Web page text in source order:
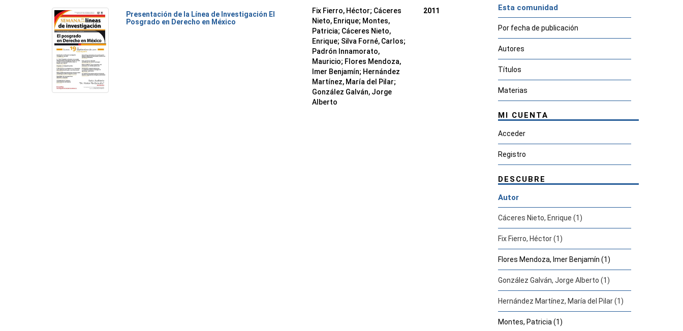
Presentación de la Línea de Investigación El
Posgrado en Derecho en México
Fix Fierro, Héctor; Cáceres
Nieto, Enrique; Montes,
Patricia; Cáceres Nieto,
Enrique; Silva Forné, Carlos;
Padrón Innamorato,
Mauricio; Flores Mendoza,
Imer Benjamín; Hernández
Martínez, María del Pilar;
González Galván, Jorge
Alberto
2011 Esta comunidad
Por fecha de publicación
Autores
Títulos
Materias
MI CUENTA
Acceder
Registro
DESCUBRE
Autor
Cáceres Nieto, Enrique (1)
Fix Fierro, Héctor (1)
Flores Mendoza, Imer Benjamín (1)
González Galván, Jorge Alberto (1)
Hernández Martínez, María del Pilar (1)
Montes, Patricia (1)